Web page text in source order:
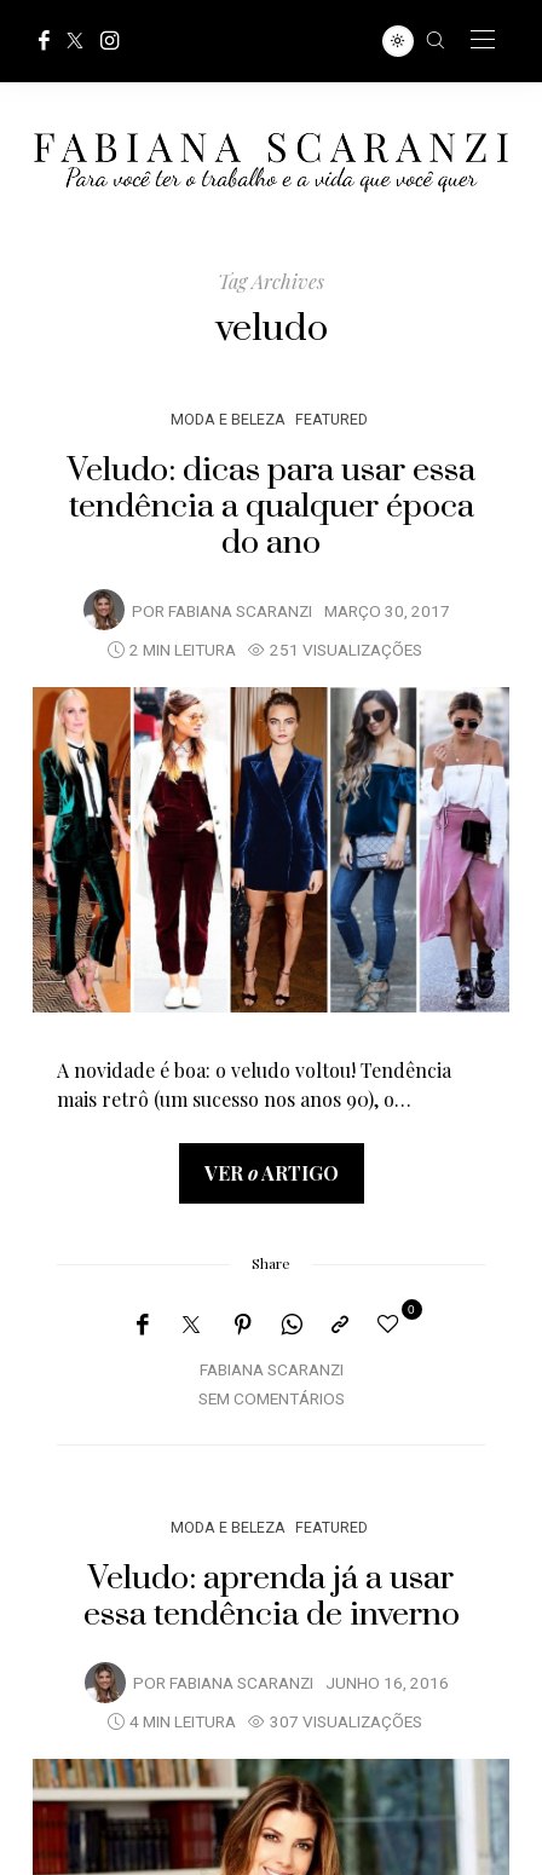
Tag Archives
veludo
MODA E BELEZA FEATURED
Veludo: dicas para usar essa
tendência a qualquer época
do ano
POR FABIANA SCARANZI MARÇO 30, 2017
2 MIN LEITURA
251 VISUALIZAÇÕES
A novidade é boa: o veludo voltou! Tendência
mais retrô (um sucesso nos anos 90), o…
VER oARTIGO
Share
FABIANA SCARANZI
0
SEM COMENTÁRIOS
MODA E BELEZA FEATURED
Veludo: aprenda já a usar
essa tendência de inverno
POR FABIANA SCARANZI JUNHO 16, 2016
4 MIN LEITURA
307 VISUALIZAÇÕES